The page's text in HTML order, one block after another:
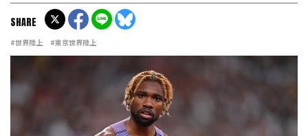
#世界陸上 #東京世界陸上
SHARE